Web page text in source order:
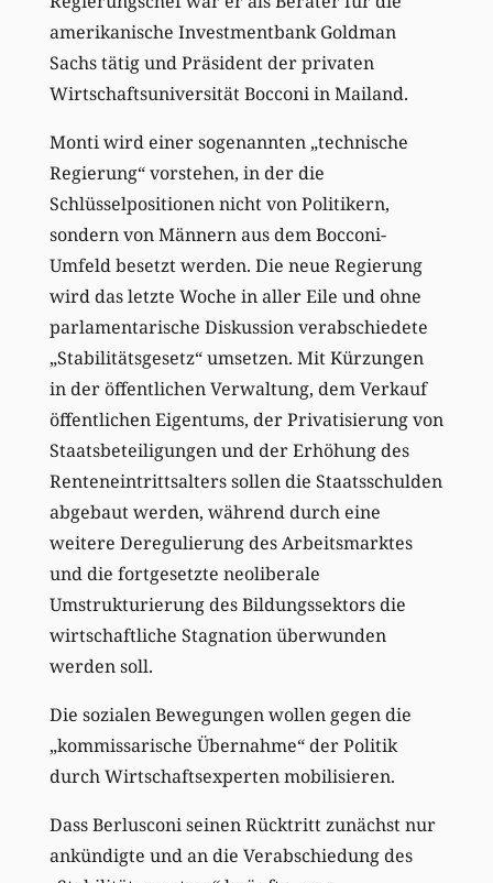
amerikanische Investmentbank Goldman
Sachs tätig und Präsident der privaten
Wirtschaftsuniversität Bocconi in Mailand.
Monti wird einer sogenannten „technische
Regierung“ vorstehen, in der die
Schlüsselpositionen nicht von Politikern,
sondern von Männern aus dem Bocconi-
Umfeld besetzt werden. Die neue Regierung
wird das letzte Woche in aller Eile und ohne
parlamentarische Diskussion verabschiedete
„Stabilitätsgesetz“ umsetzen. Mit Kürzungen
in der öffentlichen Verwaltung, dem Verkauf
öffentlichen Eigentums, der Privatisierung von
Staatsbeteiligungen und der Erhöhung des
Renteneintrittsalters sollen die Staatsschulden
abgebaut werden, während durch eine
weitere Deregulierung des Arbeitsmarktes
und die fortgesetzte neoliberale
Umstrukturierung des Bildungssektors die
wirtschaftliche Stagnation überwunden
werden soll.
Die sozialen Bewegungen wollen gegen die
„kommissarische Übernahme“ der Politik
durch Wirtschaftsexperten mobilisieren.
Dass Berlusconi seinen Rücktritt zunächst nur
ankündigte und an die Verabschiedung des